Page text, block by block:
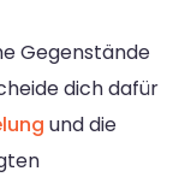
Gegenstände
dich dafür
und die